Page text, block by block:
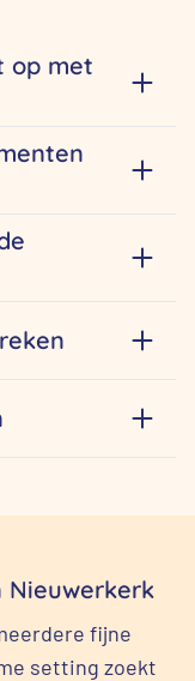
op met
Nieuwerkerk
fijne
setting zoekt